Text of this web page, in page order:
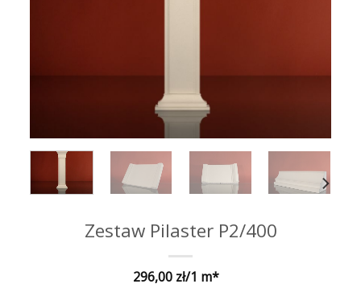
Zestaw Pilaster P2/400
296,00